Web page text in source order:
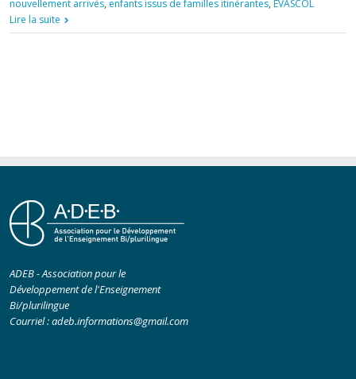
nouvellement arrivés, enfants issus de familles itinérantes, EVASCOL
Lire la suite
ADEB - Association pour le
Développement de l'Enseignement
Bi/plurilingue
Courriel :adeb.informations@gmail.com